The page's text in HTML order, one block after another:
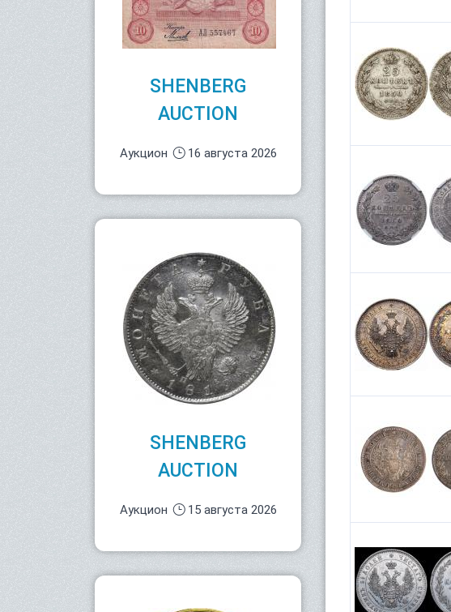
SHENBERG
AUCTION
Аукцион 16 августа 2026
SHENBERG
AUCTION
Аукцион 15 августа 2026